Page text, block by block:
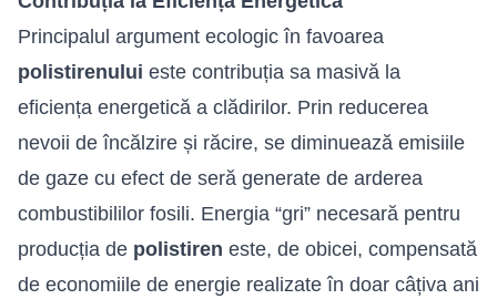
Principalul argument ecologic în favoarea
polistirenului este contribuția sa masivă la
eficiența energetică a clădirilor. Prin reducerea
nevoii de încălzire și răcire, se diminuează emisiile
de gaze cu efect de seră generate de arderea
combustibililor fosili. Energia “gri” necesară pentru
producția de polistiren este, de obicei, compensată
de economiile de energie realizate în doar câțiva ani